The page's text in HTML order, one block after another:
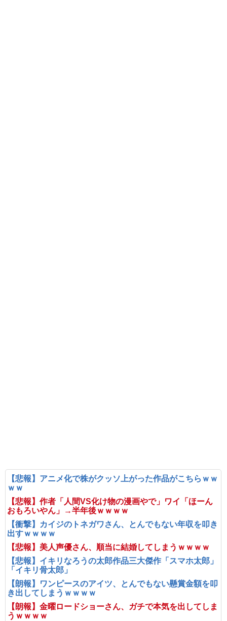
【悲報】アニメ化で株がクッソ上がった作品がこちらｗｗ
ｗｗ
【悲報】作者「人間VS化け物の漫画やで」ワイ「ほーん
おもろいやん」→半年後ｗｗｗｗ
【衝撃】カイジのトネガワさん、とんでもない年収を叩き
出すｗｗｗｗ
【悲報】美人声優さん、順当に結婚してしまうｗｗｗｗ
【悲報】イキリなろうの太郎作品三大傑作「スマホ太郎」
「イキリ骨太郎」
【朗報】ワンピースのアイツ、とんでもない懸賞金額を叩
き出してしまうｗｗｗｗ
【朗報】金曜ロードショーさん、ガチで本気を出してしま
うｗｗｗｗ